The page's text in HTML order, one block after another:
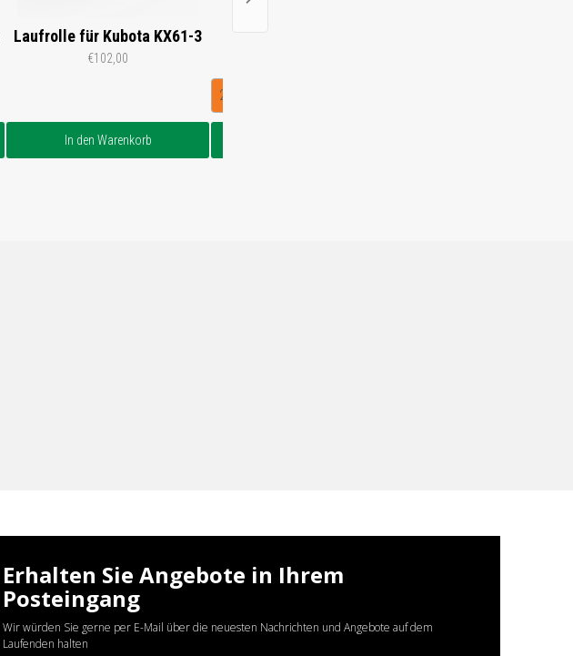
Laufrolle für Kubota KX61-3
€102,00
In den Warenkorb
230 x 48 x 62
Erhalten Sie Angebote in Ihrem
Posteingang
Wir würden Sie gerne per E-Mail über die neuesten Nachrichten und Angebote auf dem
Laufenden halten